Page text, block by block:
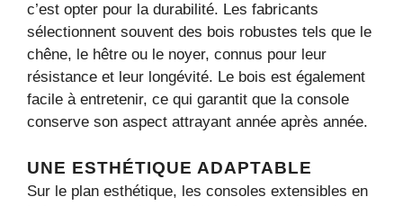
c’est opter pour la durabilité. Les fabricants
sélectionnent souvent des bois robustes tels que le
chêne, le hêtre ou le noyer, connus pour leur
résistance et leur longévité. Le bois est également
facile à entretenir, ce qui garantit que la console
conserve son aspect attrayant année après année.
UNE ESTHÉTIQUE ADAPTABLE
Sur le plan esthétique, les consoles extensibles en